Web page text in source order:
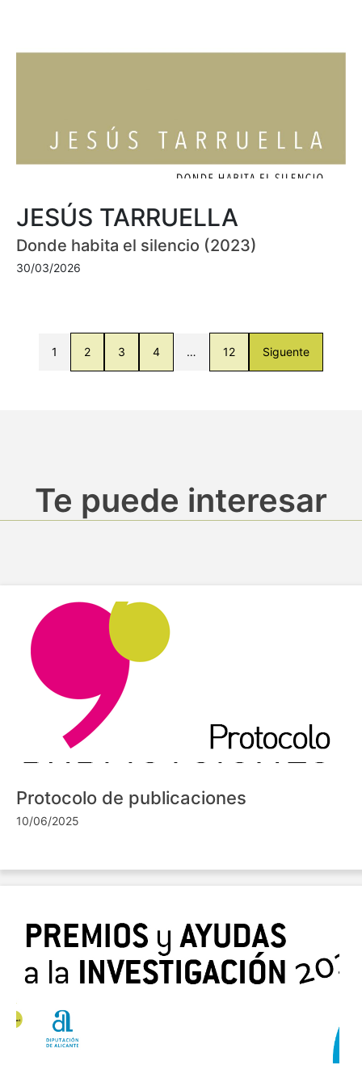
JESÚS TARRUELLA
Donde habita el silencio (2023)
30/03/2026
1 2 3 4 … 12 Siguente
Te puede interesar
Protocolo de publicaciones
10/06/2025